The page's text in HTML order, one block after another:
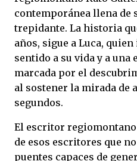
contemporánea llena de
trepidante. La historia
años, sigue a Luca,
sentido a su vida y a
marcada por el
al sostener la mirada de
segundos.
El escritor
de esos escritores que
puentes capaces de